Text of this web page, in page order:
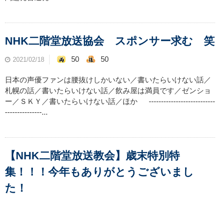
NHK二階堂放送協会 スポンサー求む 笑
2021/02/18 50 50
日本の声優ファンは腰抜けしかいない／書いたらいけない話／
札幌の話／書いたらいけない話／飲み屋は満員です／ゼンショ
ー／ＳＫＹ／書いたらいけない話／ほか ---------------------------
---------------...
【NHK二階堂放送教会】歳末特別特
集！！！今年もありがとうございまし
た！